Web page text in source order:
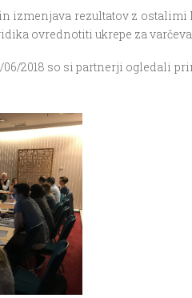
izmenjava rezultatov z
ovrednotiti ukrepe za
2018 so si partnerji ogledali